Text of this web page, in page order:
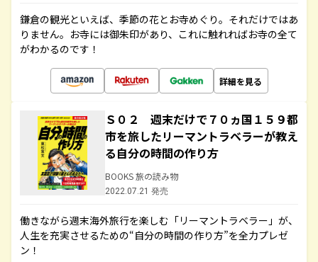
鎌倉の観光といえば、季節の花とお寺めぐり。それだけではあ
りません。お寺には御朱印があり、これに触れればお寺の全て
がわかるのです！
詳細を見る
Ｓ０２ 週末だけで７０ヵ国１５９都
市を旅したリーマントラベラーが教え
る自分の時間の作り方
BOOKS 旅の読み物
2022.07.21 発売
働きながら週末海外旅行を楽しむ「リーマントラベラー」が、
人生を充実させるための“自分の時間の作り方”を全力プレゼ
ン！